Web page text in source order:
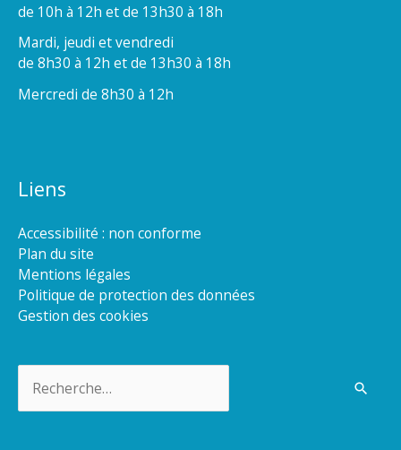
de 10h à 12h et de 13h30 à 18h
Mardi, jeudi et vendredi
de 8h30 à 12h et de 13h30 à 18h
Mercredi de 8h30 à 12h
Liens
Accessibilité : non conforme
Plan du site
Mentions légales
Politique de protection des données
Gestion des cookies